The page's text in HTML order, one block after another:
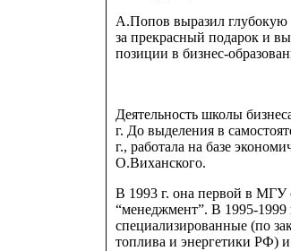
А.Попов выразил глубокую
за прекрасный подарок и
позиции в бизнес-
Деятельность школы
г. До выделения в
г., работала на базе
О.Виханского.
В 1993 г. она первой в МГУ
“менеджмент”. В 1995-1999
специализированные (по
топлива и энергетики РФ)